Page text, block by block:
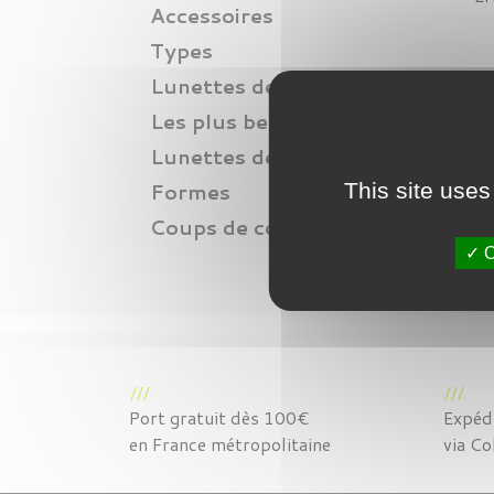
Accessoires
Types
Lunettes de soleil
Les plus belles lunettes
Lunettes de vue
Formes
Coups de coeur
Port gratuit dès 100€
en France métropolitaine
via
This site